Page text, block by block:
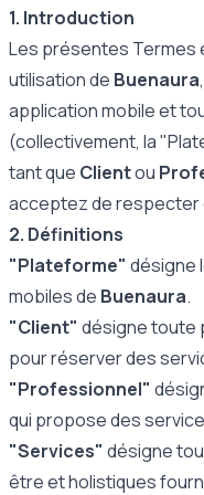
1. Introduction
Les présentes Termes
utilisation de Buenaura
application mobile et
(collectivement, la
tant que Clientou
acceptez de respecter
2. Définitions
"Plateforme" désigne
mobiles de Buenaura.
"Client" désigne toute
pour réserver des
"Professionnel"
qui propose des
"Services" désigne
être et holistiques